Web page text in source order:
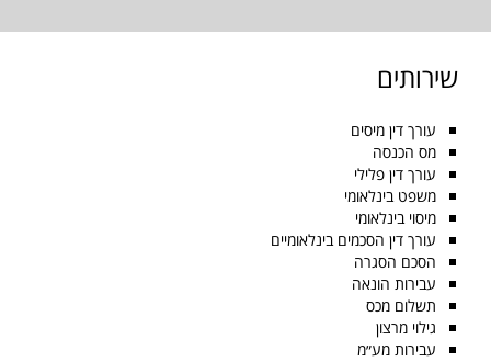
שירותים
עורך דין מיסים
מס הכנסה
עורך דין פלילי
משפט בינלאומי
מיסוי בינלאומי
עורך דין הסכמים בינלאומיים
הסכם הסגרה
עבירות הונאה
תשלום מכס
גילוי מרצון
עבירות מע״מ